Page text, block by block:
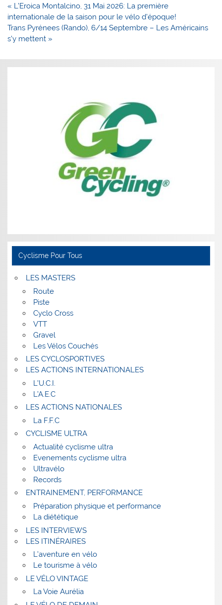
Navigation
de
l’article
« L’Eroica Montalcino, 31 Mai 2026: La première
internationale de la saison pour le vélo d’époque!
Trans Pyrénees (Rando), 6/14 Septembre – Les Américains
s’y mettent »
Cyclisme Pour Tous
LES MASTERS
Route
Piste
Cyclo Cross
VTT
Gravel
Les Vélos Couchés
LES CYCLOSPORTIVES
LES ACTIONS INTERNATIONALES
L’U.C.I.
L’A.E.C
LES ACTIONS NATIONALES
La F.F.C
CYCLISME ULTRA
Actualité cyclisme ultra
Evenements cyclisme ultra
Ultravélo
Records
ENTRAINEMENT, PERFORMANCE
Préparation physique et performance
La diététique
LES INTERVIEWS
LES ITINÉRAIRES
L’aventure en vélo
Le tourisme à vélo
LE VÉLO VINTAGE
La Voie Aurélia